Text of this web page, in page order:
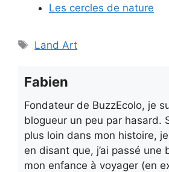
Les cercles de nature
Étiquettes
Land Art
Fabien
Fondateur de BuzzEcolo, je
blogueur un peu par hasard.
plus loin dans mon histoire,
en disant que, j’ai passé une
mon enfance à voyager (en